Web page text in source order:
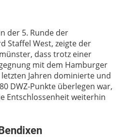
der 5. Runde der
Staffel West, zeigte der
dass trotz einer
mit dem Hamburger
letzten Jahren dominierte und
DWZ-Punkte überlegen war,
Entschlossenheit weiterhin